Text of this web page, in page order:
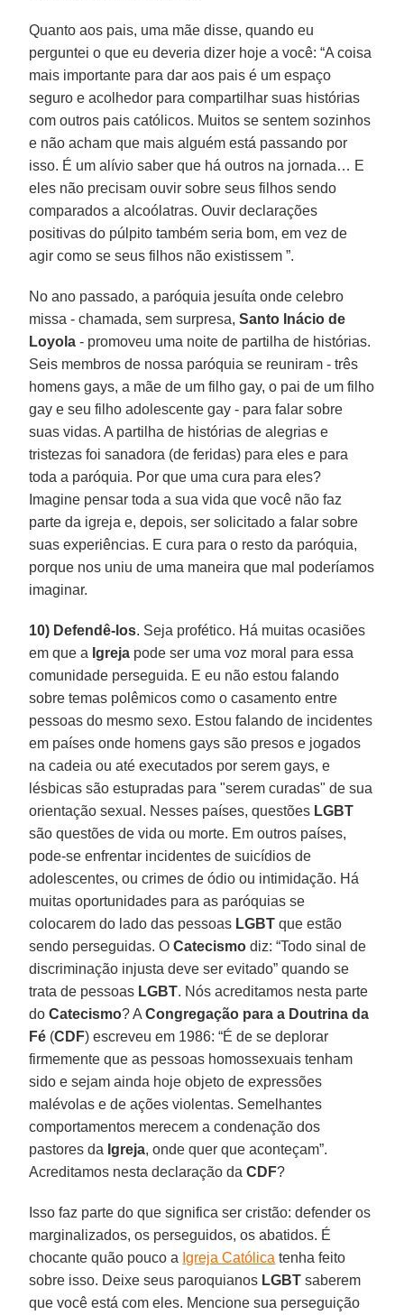
Quanto aos pais, uma mãe disse, quando eu
perguntei o que eu deveria dizer hoje a você: “A coisa
mais importante para dar aos pais é um espaço
seguro e acolhedor para compartilhar suas histórias
com outros pais católicos. Muitos se sentem sozinhos
e não acham que mais alguém está passando por
isso. É um alívio saber que há outros na jornada… E
eles não precisam ouvir sobre seus filhos sendo
comparados a alcoólatras. Ouvir declarações
positivas do púlpito também seria bom, em vez de
agir como se seus filhos não existissem ”.
No ano passado, a paróquia jesuíta onde celebro
missa - chamada, sem surpresa,Santo Inácio de
Loyola - promoveu uma noite de partilha de histórias.
Seis membros de nossa paróquia se reuniram - três
homens gays, a mãe de um filho gay, o pai de um filho
gay e seu filho adolescente gay - para falar sobre
suas vidas. A partilha de histórias de alegrias e
tristezas foi sanadora (de feridas) para eles e para
toda a paróquia. Por que uma cura para eles?
Imagine pensar toda a sua vida que você não faz
parte da igreja e, depois, ser solicitado a falar sobre
suas experiências. E cura para o resto da paróquia,
porque nos uniu de uma maneira que mal poderíamos
imaginar.
10) Defendê-los. Seja profético. Há muitas ocasiões
em que a Igreja pode ser uma voz moral para essa
comunidade perseguida. E eu não estou falando
sobre temas polêmicos como o casamento entre
pessoas do mesmo sexo. Estou falando de incidentes
em países onde homens gays são presos e jogados
na cadeia ou até executados por serem gays, e
lésbicas são estupradas para "serem curadas" de sua
orientação sexual. Nesses países, questões LGBT
são questões de vida ou morte. Em outros países,
pode-se enfrentar incidentes de suicídios de
adolescentes, ou crimes de ódio ou intimidação. Há
muitas oportunidades para as paróquias se
colocarem do lado das pessoas LGBT que estão
sendo perseguidas. OCatecismo diz: “Todo sinal de
discriminação injusta deve ser evitado” quando se
trata de pessoas LGBT. Nós acreditamos nesta parte
doCatecismo? ACongregação para a Doutrina da
Fé (CDF) escreveu em 1986: “É de se deplorar
firmemente que as pessoas homossexuais tenham
sido e sejam ainda hoje objeto de expressões
malévolas e de ações violentas. Semelhantes
comportamentos merecem a condenação dos
pastores da Igreja, onde quer que aconteçam”.
Acreditamos nesta declaração daCDF?
Isso faz parte do que significa ser cristão: defender os
marginalizados, os perseguidos, os abatidos. É
chocante quão pouco a Igreja Católica tenha feito
sobre isso. Deixe seus paroquianos LGBT saberem
que você está com eles. Mencione sua perseguição